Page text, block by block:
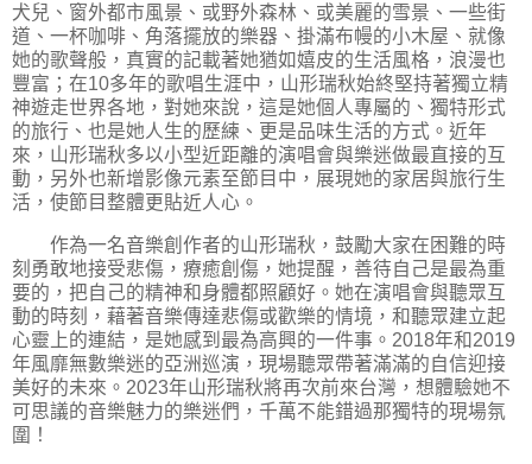
犬兒、窗外都市風景、或野外森林、或美麗的雪景、一些街
道、一杯咖啡、角落擺放的樂器、掛滿布幔的小木屋、就像
她的歌聲般，真實的記載著她猶如嬉皮的生活風格，浪漫也
豐富；在10多年的歌唱生涯中，山形瑞秋始終堅持著獨立精
神遊走世界各地，對她來說，這是她個人專屬的、獨特形式
的旅行、也是她人生的歷練、更是品味生活的方式。近年
來，山形瑞秋多以小型近距離的演唱會與樂迷做最直接的互
動，另外也新增影像元素至節目中，展現她的家居與旅行生
活，使節目整體更貼近人心。
作為一名音樂創作者的山形瑞秋，鼓勵大家在困難的時
刻勇敢地接受悲傷，療癒創傷，她提醒，善待自己是最為重
要的，把自己的精神和身體都照顧好。她在演唱會與聽眾互
動的時刻，藉著音樂傳達悲傷或歡樂的情境，和聽眾建立起
心靈上的連結，是她感到最為高興的一件事。2018年和2019
年風靡無數樂迷的亞洲巡演，現場聽眾帶著滿滿的自信迎接
美好的未來。2023年山形瑞秋將再次前來台灣，想體驗她不
可思議的音樂魅力的樂迷們，千萬不能錯過那獨特的現場氛
圍！